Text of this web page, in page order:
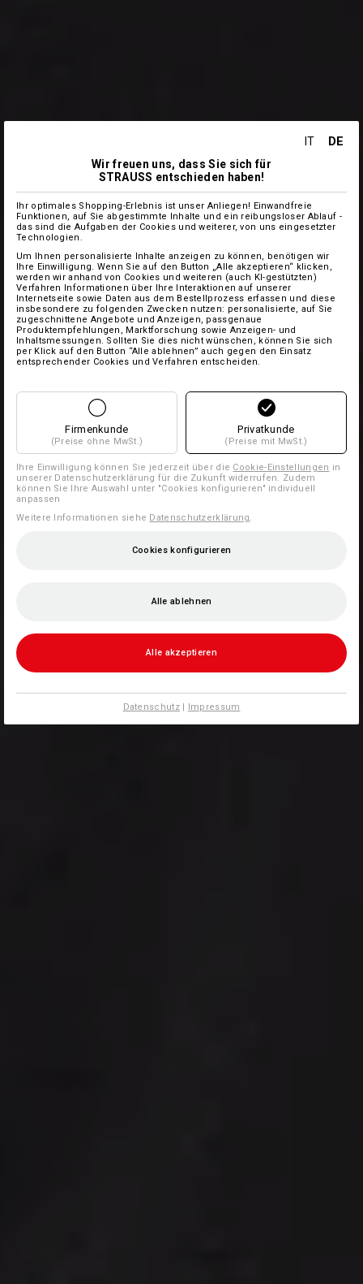
IT DE
Wir freuen uns, dass Sie sich für
STRAUSS entschieden haben!
Ihr optimales Shopping-Erlebnis ist unser Anliegen! Einwandfreie
Funktionen, auf Sie abgestimmte Inhalte und ein reibungsloser Ablauf -
das sind die Aufgaben der Cookies und weiterer, von uns eingesetzter
Technologien.
Um Ihnen personalisierte Inhalte anzeigen zu können, benötigen wir
Ihre Einwilligung. Wenn Sie auf den Button „Alle akzeptieren“ klicken,
werden wir anhand von Cookies und weiteren (auch KI-gestützten)
Verfahren Informationen über Ihre Interaktionen auf unserer
Internetseite sowie Daten aus dem Bestellprozess erfassen und diese
insbesondere zu folgenden Zwecken nutzen: personalisierte, auf Sie
zugeschnittene Angebote und Anzeigen, passgenaue
Produktempfehlungen, Marktforschung sowie Anzeigen- und
Inhaltsmessungen. Sollten Sie dies nicht wünschen, können Sie sich
per Klick auf den Button “Alle ablehnen” auch gegen den Einsatz
entsprechender Cookies und Verfahren entscheiden.
Firmenkunde
(Preise ohne MwSt.)
Privatkunde
(Preise mit MwSt.)
Ihre Einwilligung können Sie jederzeit über die Cookie-Einstellungen in
unserer Datenschutzerklärung für die Zukunft widerrufen. Zudem
können Sie Ihre Auswahl unter "Cookies konfigurieren" individuell
anpassen
Weitere Informationen siehe Datenschutzerklärung.
Cookies konfigurieren
Alle ablehnen
Alle akzeptieren
Datenschutz| Impressum